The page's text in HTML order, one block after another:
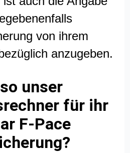
von ihrem
anzugeben.
unser
für ihr
F-Pace